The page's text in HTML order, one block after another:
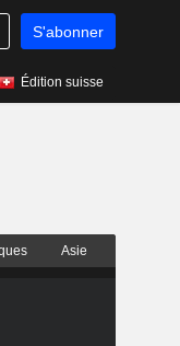
S'abonner
Édition suisse
Asie